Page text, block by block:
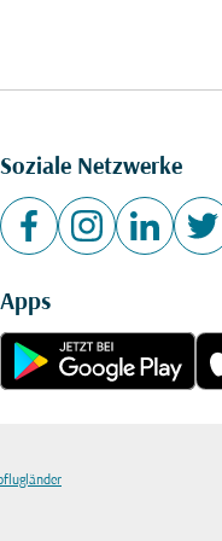
Soziale Netzwerke
Apps